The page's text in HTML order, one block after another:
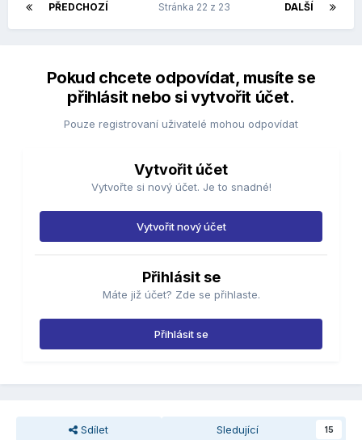
PŘEDCHOZÍ DALŠÍ
Stránka 22 z 23
Pokud chcete odpovídat, musíte se
přihlásit nebo si vytvořit účet.
Pouze registrovaní uživatelé mohou odpovídat
Vytvořit účet
Vytvořte si nový účet. Je to snadné!
Vytvořit nový účet
Přihlásit se
Máte již účet? Zde se přihlaste.
Přihlásit se
Sdílet Sledující 15